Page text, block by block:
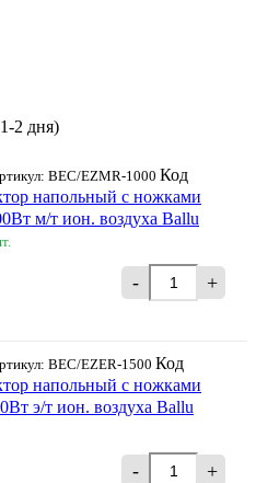
2 дня)
BEC/EZMR-1000 Код
напольный с ножками
м/т ион. воздуха Ballu
- +
BEC/EZER-1500 Код
напольный с ножками
э/т ион. воздуха Ballu
- +